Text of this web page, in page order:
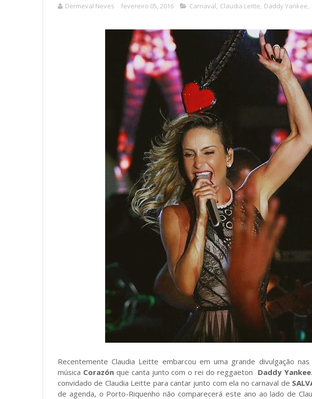
Dermeval Neves fevereiro 05, 2016 Carnaval, Claudia Leitte, Daddy Yankee,
Recentemente Claudia Leitte embarcou em uma grande divulgação
música Corazónque canta junto com o rei do reggaeton Daddy Yankee
convidado de Claudia Leitte para cantar junto com ela no carnaval de
de agenda, o Porto-Riquenho não comparecerá este ano ao lado de